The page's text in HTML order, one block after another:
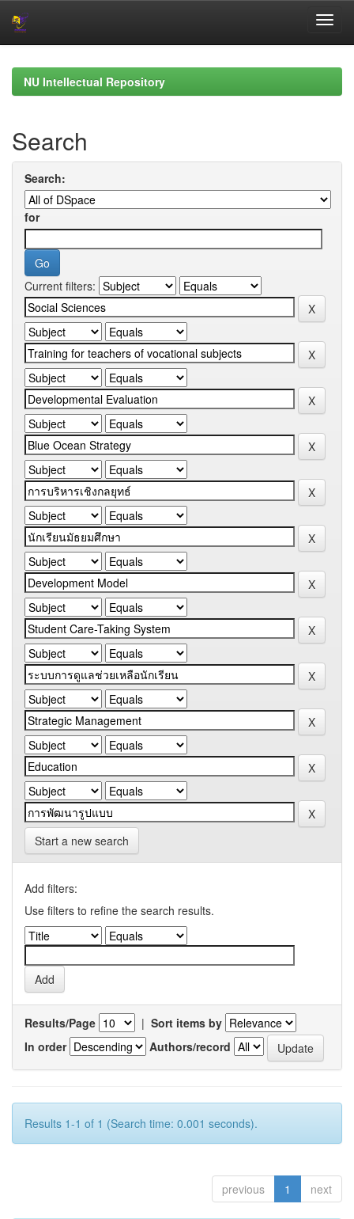
navigationNU Intellectual Repository
Search
Search:
for
Current filters:
Start a new search
Add filters:
Use filters to refine the search results.
Results/Page | Sort items by
In order
Authors/record
Results 1-1 of 1 (Search time: 0.001 seconds).
previous 1 next